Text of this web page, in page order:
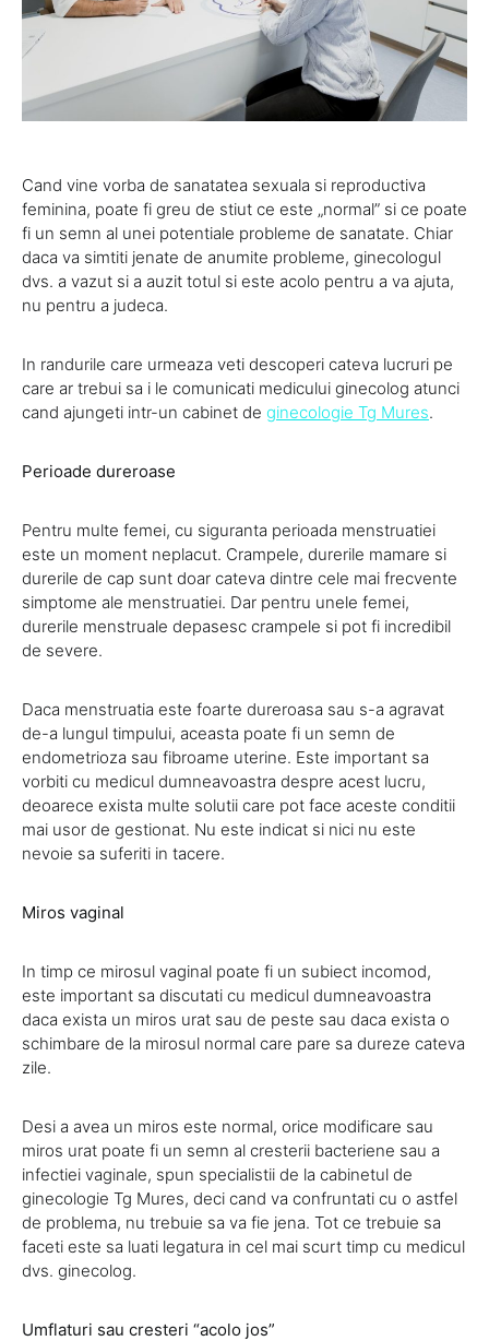
Cand vine vorba de sanatatea sexuala si reproductiva
feminina, poate fi greu de stiut ce este „normal” si ce poate
fi un semn al unei potentiale probleme de sanatate. Chiar
daca va simtiti jenate de anumite probleme, ginecologul
dvs. a vazut si a auzit totul si este acolo pentru a va ajuta,
nu pentru a judeca.
In randurile care urmeaza veti descoperi cateva lucruri pe
care ar trebui sa i le comunicati medicului ginecolog atunci
cand ajungeti intr-un cabinet de ginecologie Tg Mures.
Perioade dureroase
Pentru multe femei, cu siguranta perioada menstruatiei
este un moment neplacut. Crampele, durerile mamare si
durerile de cap sunt doar cateva dintre cele mai frecvente
simptome ale menstruatiei. Dar pentru unele femei,
durerile menstruale depasesc crampele si pot fi incredibil
de severe.
Daca menstruatia este foarte dureroasa sau s-a agravat
de-a lungul timpului, aceasta poate fi un semn de
endometrioza sau fibroame uterine. Este important sa
vorbiti cu medicul dumneavoastra despre acest lucru,
deoarece exista multe solutii care pot face aceste conditii
mai usor de gestionat. Nu este indicat si nici nu este
nevoie sa suferiti in tacere.
Miros vaginal
In timp ce mirosul vaginal poate fi un subiect incomod,
este important sa discutati cu medicul dumneavoastra
daca exista un miros urat sau de peste sau daca exista o
schimbare de la mirosul normal care pare sa dureze cateva
zile.
Desi a avea un miros este normal, orice modificare sau
miros urat poate fi un semn al cresterii bacteriene sau a
infectiei vaginale, spun specialistii de la cabinetul de
ginecologie Tg Mures, deci cand va confruntati cu o astfel
de problema, nu trebuie sa va fie jena. Tot ce trebuie sa
faceti este sa luati legatura in cel mai scurt timp cu medicul
dvs. ginecolog.
Umflaturi sau cresteri “acolo jos”